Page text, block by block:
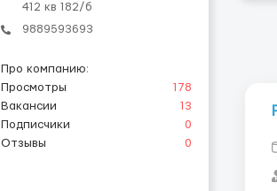
412 кв 182/б
9889593693
Про компанию:
Просмотры
178
Вакансии
13
Подписчики
0
Отзывы
0